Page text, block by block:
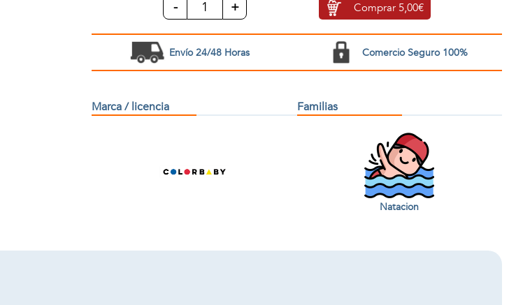
- + Comprar 5,00€
Envío 24/48 Horas Comercio Seguro 100%
Marca / licencia Familias
Natacion